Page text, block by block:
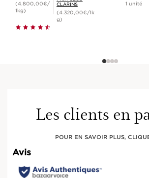
(4.800,00€/
1kg)
CLARINS
(4.320,00€/1k
g)
1 unité
Les clients en
POUR EN SAVOIR PLUS,